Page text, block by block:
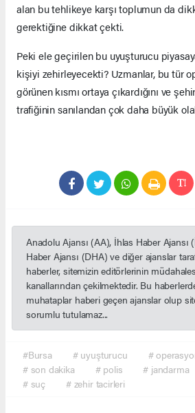
alan bu tehlikeye karşı toplumun da
gerektiğine dikkat çekti.
Peki ele geçirilen bu uyuşturucu
kişiyi zehirleyecekti? Uzmanlar, bu tür
görünen kısmı ortaya çıkardığını ve
trafiğinin sanılandan çok daha büyük
Anadolu Ajansı (AA), İhlas Haber Ajansı
Haber Ajansı (DHA) ve diğer ajanslar
haberler, sitemizin editörlerinin
kanallarından çekilmektedir. Bu
muhataplar haberi geçen ajanslar olup
sorumlu tutulamaz...
#Bursa # uyuşturucu #
# son dakika
# polis # jandarma
# suç
# zehir tacirleri